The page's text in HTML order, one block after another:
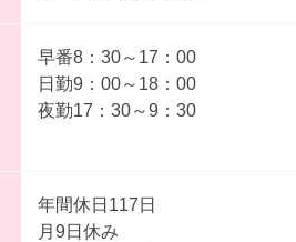
早番8：30～17：00
日勤9：00～18：00
夜勤17：30～9：30
年間休日117日
月9日休み